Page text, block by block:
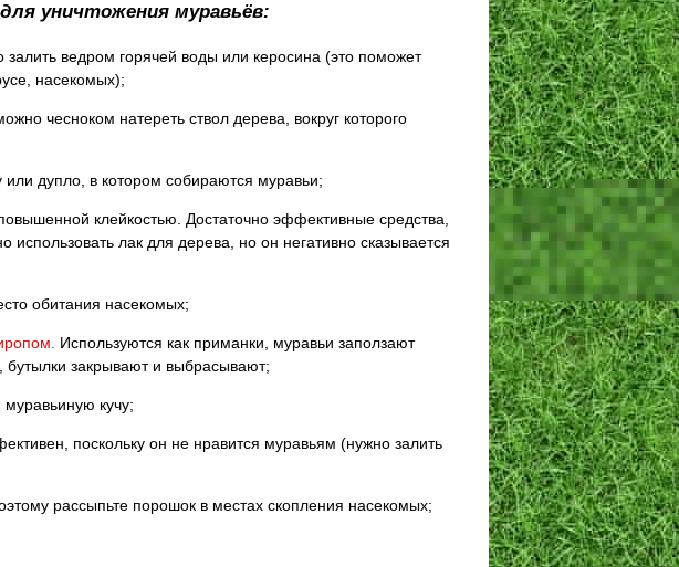
уничтожения муравьёв:
ведром горячей воды или керосина (это поможет
насекомых);
чесноком натереть ствол дерева, вокруг которого
или дупло, в котором собираются муравьи;
клейкостью. Достаточно эффективные средства,
лак для дерева, но он негативно сказывается
обитания насекомых;
Используются как приманки, муравьи заползают
бутылки закрывают и выбрасывают;
кучу;
поскольку он не нравится муравьям (нужно залить
рассыпьте порошок в местах скопления насекомых;